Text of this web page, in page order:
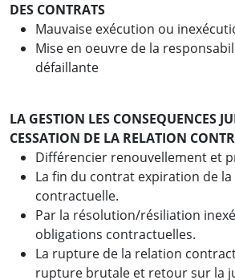
DES CONTRATS
Mauvaise exécution ou
Mise en oeuvre de la
défaillante
LA GESTION LES CONSEQUENCES
CESSATION DE LA RELATION
Différencier renouvellement et
La fin du contrat expiration de
contractuelle.
Par la résolution/résiliation
obligations contractuelles.
La rupture de la relation
rupture brutale et retour sur la